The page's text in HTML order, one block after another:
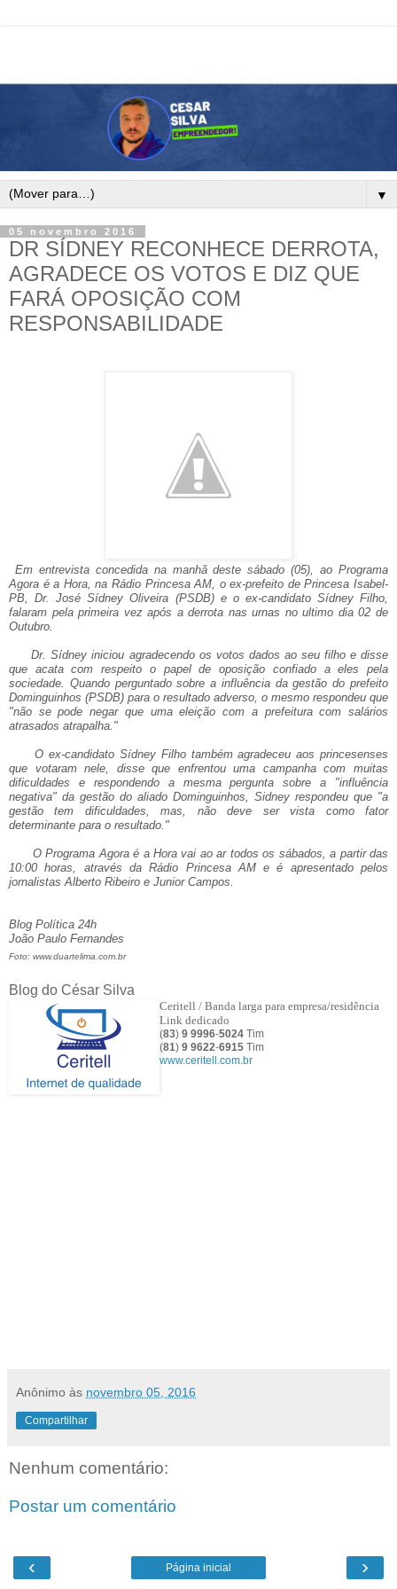
▼
05 novembro 2016
DR SÍDNEY RECONHECE DERROTA,
AGRADECE OS VOTOS E DIZ QUE
FARÁ OPOSIÇÃO COM
RESPONSABILIDADE
Em entrevista concedida na manhã deste sábado (05), ao Programa
Agora é a Hora, na Rádio Princesa AM, o ex-prefeito de Princesa Isabel-
PB, Dr. José Sídney Oliveira (PSDB) e o ex-candidato Sídney Filho,
falaram pela primeira vez após a derrota nas urnas no ultimo dia 02 de
Outubro.
Dr. Sídney iniciou agradecendo os votos dados ao seu filho e disse
que acata com respeito o papel de oposição confiado a eles pela
sociedade. Quando perguntado sobre a influência da gestão do prefeito
Dominguinhos (PSDB) para o resultado adverso, o mesmo respondeu que
"não se pode negar que uma eleição com a prefeitura com salários
atrasados atrapalha."
O ex-candidato Sídney Filho também agradeceu aos princesenses
que votaram nele, disse que enfrentou uma campanha com muitas
dificuldades e respondendo a mesma pergunta sobre a "influência
negativa" da gestão do aliado Dominguinhos, Sidney respondeu que "a
gestão tem dificuldades, mas, não deve ser vista como fator
determinante para o resultado."
O Programa Agora é a Hora vai ao ar todos os sábados, a partir das
10:00 horas, através da Rádio Princesa AM e é apresentado pelos
jornalistas Alberto Ribeiro e Junior Campos.
Blog Política 24h
João Paulo Fernandes
Foto: www.duartelima.com.br
Blog do César Silva
Ceritell / Banda larga para empresa/residência
Link dedicado
(83) 9 9996-5024 Tim
(81) 9 9622-6915 Tim
www.ceritell.com.br
Anônimo às novembro 05, 2016
Compartilhar
Nenhum comentário:
Postar um comentário
‹ ›
Página inicial